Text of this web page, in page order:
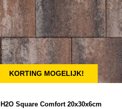
KORTING MOGELIJK!
H2O Square Comfort 20x30x6cm